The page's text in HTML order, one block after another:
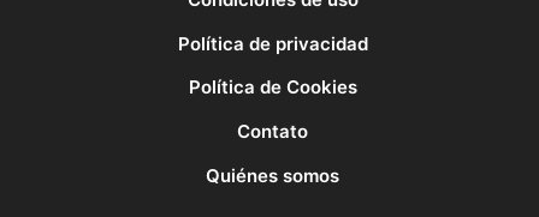
Política de privacidad
Política de Cookies
Contato
Quiénes somos